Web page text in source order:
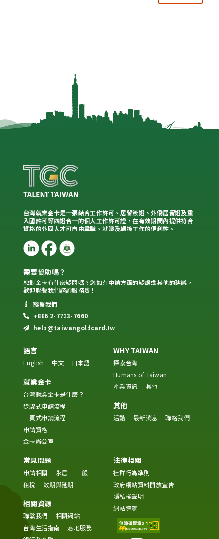
台灣就業金卡是一張結合工作許可、居留簽證、外僑居留證及重
入國許可等四證合一的個人工作許可證，在有效期間內提供符合
資格的外國人才可自由尋職、就職及轉換工作的便利性。
需要協助嗎？
您對金卡有什麼疑問嗎？您如有申請方面的疑慮或其他的建議，
歡迎聯繫我們諮詢服務處！
聯繫我們
+886 2-7733-7660
help@taiwangoldcard.tw
語言
English 中文 日本語
就業金卡
台灣就業金卡是什麼？
步驟式申請流程
一頁式申請流程
申請資格
金卡辦公室
WHY TAIWAN
探索台灣
Humans of Taiwan
產業資訊
其他
其他
活動 最新消息 聯絡我們
常見問題
申請相關 永居
一般
租稅
效期與延期
相關資源
聯繫我們
相關網站
台灣生活指南
落地服務
法律相關
社群行為準則
政府網站資料開放宣告
隱私權聲明
網站導覽